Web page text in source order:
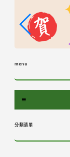
menu
分類清單